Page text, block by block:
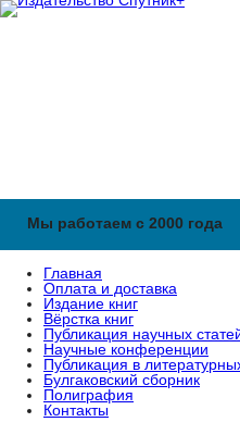
Мы работаем с 2000 года
Главная
Оплата и доставка
Издание книг
Вёрстка книг
Публикация научных
Научные конференции
Публикация в
Булгаковский сборник
Полиграфия
Контакты